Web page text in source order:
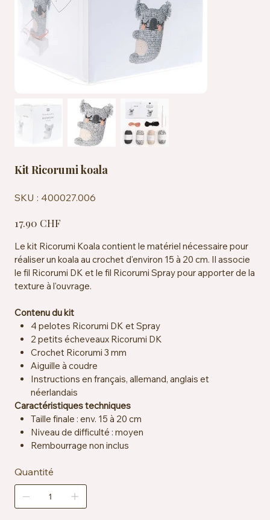
Kit Ricorumi koala
SKU : 400027.006
400027.006
17.90 CHF
Le kit Ricorumi Koala contient le matériel nécessaire pour
réaliser un koala au crochet d'environ 15 à 20 cm. Il associe
le fil Ricorumi DK et le fil Ricorumi Spray pour apporter de la
texture à l'ouvrage.
Contenu du kit
4 pelotes Ricorumi DK et Spray
2 petits écheveaux Ricorumi DK
Crochet Ricorumi 3 mm
Aiguille à coudre
Instructions en français, allemand, anglais et
néerlandais
Caractéristiques techniques
Taille finale : env. 15 à 20 cm
Niveau de difficulté : moyen
Rembourrage non inclus
Quantité